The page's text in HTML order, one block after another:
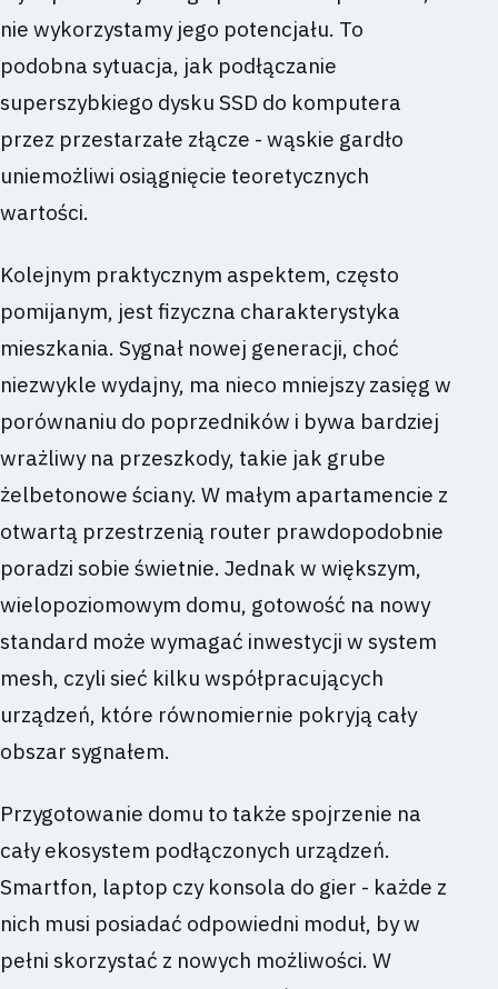
nie wykorzystamy jego potencjału. To
podobna sytuacja, jak podłączanie
superszybkiego dysku SSD do komputera
przez przestarzałe złącze - wąskie gardło
uniemożliwi osiągnięcie teoretycznych
wartości.
Kolejnym praktycznym aspektem, często
pomijanym, jest fizyczna charakterystyka
mieszkania. Sygnał nowej generacji, choć
niezwykle wydajny, ma nieco mniejszy zasięg w
porównaniu do poprzedników i bywa bardziej
wrażliwy na przeszkody, takie jak grube
żelbetonowe ściany. W małym apartamencie z
otwartą przestrzenią router prawdopodobnie
poradzi sobie świetnie. Jednak w większym,
wielopoziomowym domu, gotowość na nowy
standard może wymagać inwestycji w system
mesh, czyli sieć kilku współpracujących
urządzeń, które równomiernie pokryją cały
obszar sygnałem.
Przygotowanie domu to także spojrzenie na
cały ekosystem podłączonych urządzeń.
Smartfon, laptop czy konsola do gier - każde z
nich musi posiadać odpowiedni moduł, by w
pełni skorzystać z nowych możliwości. W